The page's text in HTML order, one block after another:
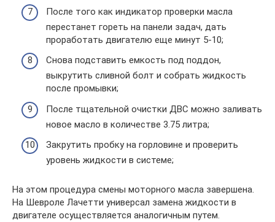
После того как индикатор проверки масла
перестанет гореть на панели задач, дать
проработать двигателю еще минут 5-10;
Снова подставить емкость под поддон,
выкрутить сливной болт и собрать жидкость
после промывки;
После тщательной очистки ДВС можно заливать
новое масло в количестве 3.75 литра;
Закрутить пробку на горловине и проверить
уровень жидкости в системе;
На этом процедура смены моторного масла завершена.
На Шевроле Лачетти универсал замена жидкости в
двигателе осуществляется аналогичным путем.